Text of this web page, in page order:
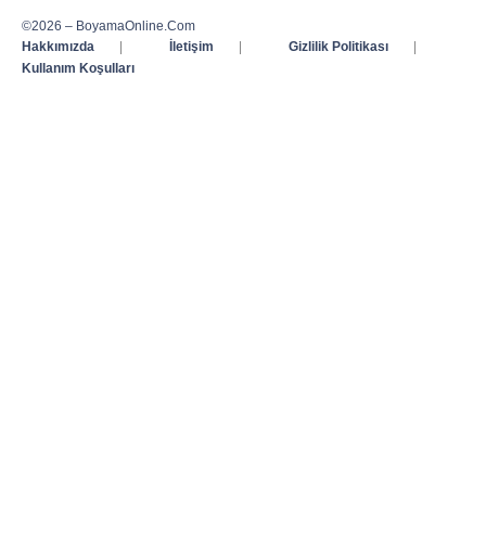
©2026 – BoyamaOnline.Com
Hakkımızda
İletişim Gizlilik Politikası
Kullanım Koşulları